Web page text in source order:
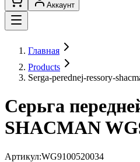
Аккаунт
Главная
Products
Serga-perednej-ressory-
Серьга
SHACMAN
Артикул:WG9100520034